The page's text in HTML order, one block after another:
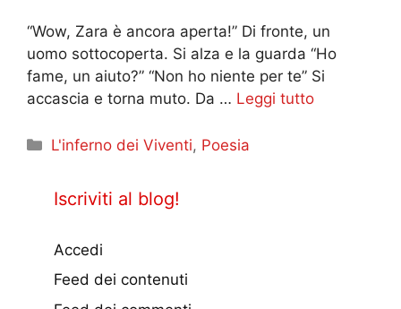
“Wow, Zara è ancora aperta!” Di fronte, un
uomo sottocoperta. Si alza e la guarda “Ho
fame, un aiuto?” “Non ho niente per te” Si
accascia e torna muto. Da … Leggi tutto
Categorie
L'inferno dei Viventi, Poesia
Iscriviti al blog!
Accedi
Feed dei contenuti